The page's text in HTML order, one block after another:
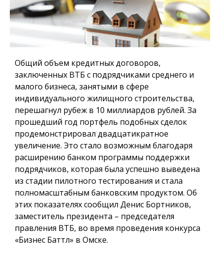
Общий объем кредитных договоров,
заключенных ВТБ с подрядчиками среднего и
малого бизнеса, занятыми в сфере
индивидуального жилищного строительства,
перешагнул рубеж в 10 миллиардов рублей. За
прошедший год портфель подобных сделок
продемонстрировал двадцатикратное
увеличение. Это стало возможным благодаря
расширению банком программы поддержки
подрядчиков, которая была успешно выведена
из стадии пилотного тестирования и стала
полномасштабным банковским продуктом. Об
этих показателях сообщил Денис Бортников,
заместитель президента – председателя
правления ВТБ, во время проведения конкурса
«Бизнес Баттл» в Омске.